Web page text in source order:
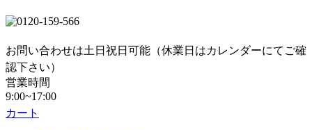
お問い合わせは土日祝日可能（休業日はカレンダーにてご確
認下さい）
営業時間
9:00~17:00
カート